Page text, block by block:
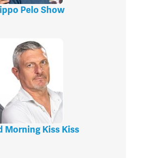
Pelo Show
Morning Kiss Kiss